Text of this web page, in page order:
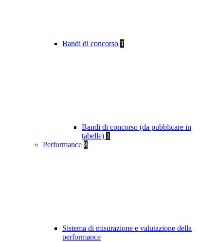
Bandi di concorso 1
Bandi di concorso (da pubblicare in
tabelle) 1
Performance 8
Sistema di misurazione e valutazione della
performance